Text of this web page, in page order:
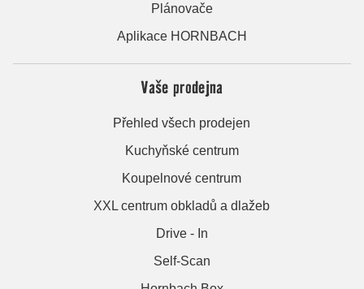
Plánovače
Aplikace HORNBACH
Vaše prodejna
Přehled všech prodejen
Kuchyňské centrum
Koupelnové centrum
XXL centrum obkladů a dlažeb
Drive - In
Self-Scan